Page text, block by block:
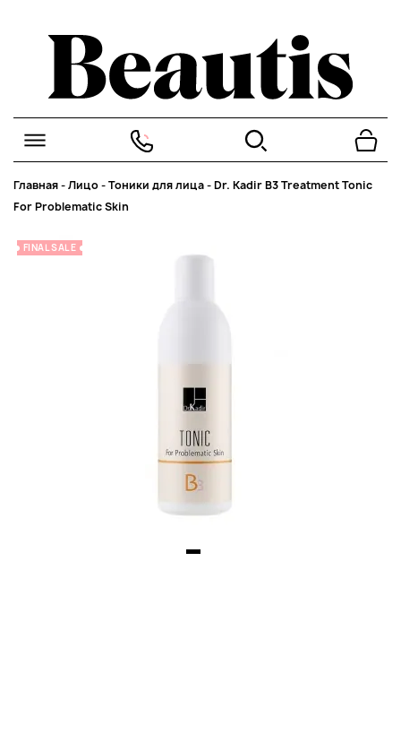
Главная-Лицо-Тоники для лица-Dr. Kadir B3 Treatment Tonic
For Problematic Skin
FINAL SALE